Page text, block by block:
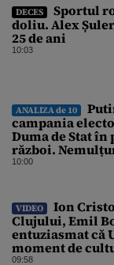
DECES
Sportul
doliu. Alex
25 de ani
10:03
ANALIZA de 10
campania
Duma de Stat în
război.
tratată cu
10:00
VIDEO
Ion
Clujului, Emil
entuziasmat că
moment de
09:58